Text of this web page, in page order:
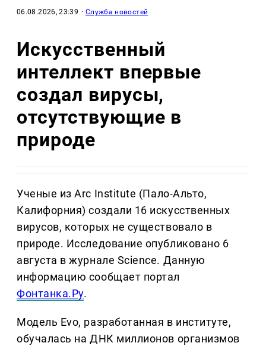
06.08.2026, 23:39 · Служба новостей
Искусственный
интеллект впервые
создал вирусы,
отсутствующие в
природе
Ученые из Arc Institute (Пало-Альто,
Калифорния) создали 16 искусственных
вирусов, которых не существовало в
природе. Исследование опубликовано 6
августа в журнале Science. Данную
информацию сообщает портал
Фонтанка.Ру.
Модель Evo, разработанная в институте,
обучалась на ДНК миллионов организмов